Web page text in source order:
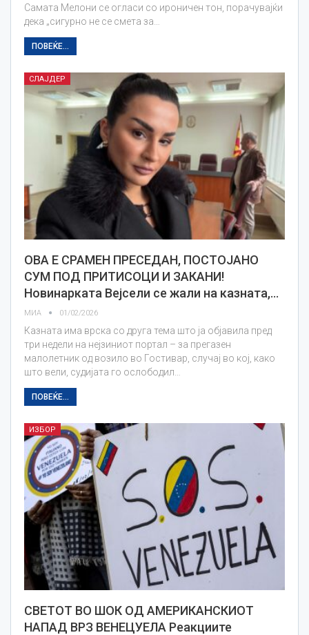
Самата Мелони се огласи со ироничен тон, порачувајќи
дека „сигурно не се смета за…
ПОВЕЌЕ...
СЛАЈДЕР
ОВА Е СРАМЕН ПРЕСЕДАН, ПОСТОЈАНО
СУМ ПОД ПРИТИСОЦИ И ЗАКАНИ!
Новинарката Вејсели се жали на казната,…
МИА 01/02/2026
Казната има врска со друга тема што ја објавила пред
три недели на нејзиниот портал – за прегазен
малолетник од возило во Гостивар, случај во кој, како
што вели, судијата го ослободил…
ПОВЕЌЕ...
ИЗБОР
СВЕТОТ ВО ШОК ОД АМЕРИКАНСКИОТ
НАПАД ВРЗ ВЕНЕЦУЕЛА Реакциите